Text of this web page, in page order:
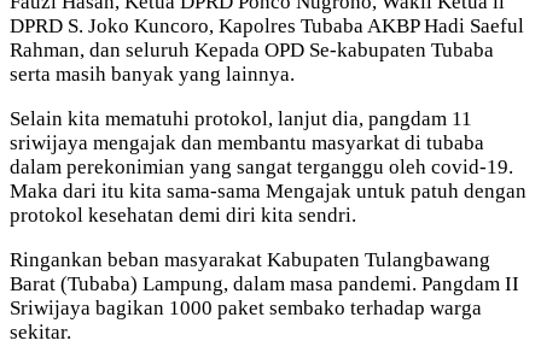
DPRD S. Joko Kuncoro, Kapolres Tubaba AKBP Hadi Saeful
Rahman, dan seluruh Kepada OPD Se-kabupaten Tubaba
serta masih banyak yang lainnya.
Selain kita mematuhi protokol, lanjut dia, pangdam 11
sriwijaya mengajak dan membantu masyarkat di tubaba
dalam perekonimian yang sangat terganggu oleh covid-19.
Maka dari itu kita sama-sama Mengajak untuk patuh dengan
protokol kesehatan demi diri kita sendri.
Ringankan beban masyarakat Kabupaten Tulangbawang
Barat (Tubaba) Lampung, dalam masa pandemi. Pangdam II
Sriwijaya bagikan 1000 paket sembako terhadap warga
sekitar.